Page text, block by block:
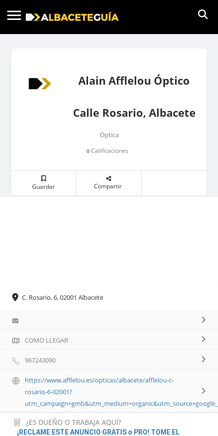
Alain Afflelou Óptico
Calle Rosario, Albacete
Óptica
0 Calificaciones
Guardar Compartir
C. Rosario, 6, 02001 Albacete
COMO LLEGAR
967243090
https://www.afflelou.es/opticas/albacete/afflelou-c-
rosario-6-02001?
¿ES DUEÑO O TRABAJA AQUÍ?
¡RECLAME ESTE ANUNCIO GRATIS o PRO! TOME EL